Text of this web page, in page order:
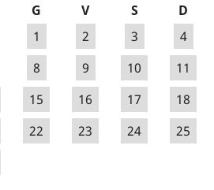
G V S
D
1
2 3
4
8 9 10
11
15 16 17
18
22 23 24
25